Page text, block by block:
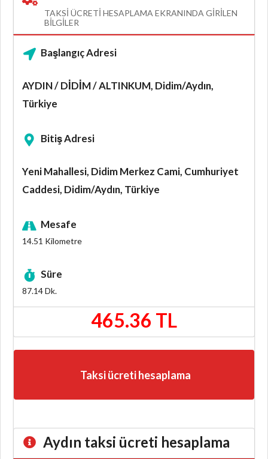
TAKSI ÜCRETI HESAPLAMA EKRANINDA GIRILEN
BILGILER
Başlangıç Adresi
AYDIN / DİDİM / ALTINKUM, Didim/Aydın,
Türkiye
Bitiş Adresi
Yeni Mahallesi, Didim Merkez Cami, Cumhuriyet
Caddesi, Didim/Aydın, Türkiye
Mesafe
14.51 Kilometre
Süre
87.14Dk.
465.36 TL
Taksi ücreti hesaplama
Aydın taksi ücreti hesaplama